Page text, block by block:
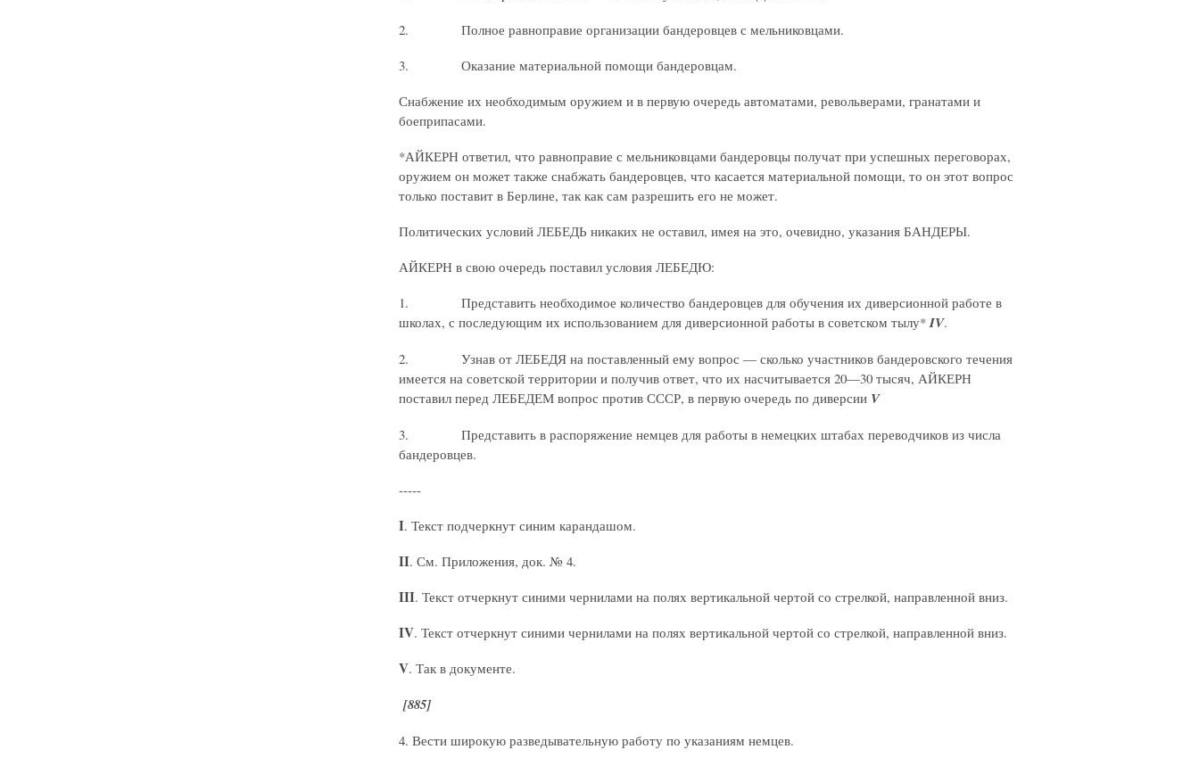
2. Полное равноправие организации бандеровцев с мельниковцами.
3. Оказание материальной помощи бандеровцам.
Снабжение их необходимым оружием и в первую очередь автоматами, револьверами, гранатами и
боеприпасами.
*АЙКЕРН ответил, что равноправие с мельниковцами бандеровцы получат при успешных переговорах,
оружием он может также снабжать бандеровцев, что касается материальной помощи, то он этот вопрос
только поставит в Берлине, так как сам разрешить его не может.
Политических условий ЛЕБЕДЬ никаких не оставил, имея на это, очевидно, указания БАНДЕРЫ.
АЙКЕРН в свою очередь поставил условия ЛЕБЕДЮ:
1. Представить необходимое количество бандеровцев для обучения их диверсионной работе в
школах, с последующим их использованием для диверсионной работы в советском тылу*IV.
2. Узнав от ЛЕБЕДЯ на поставленный ему вопрос — сколько участников бандеровского течения
имеется на советской территории и получив ответ, что их насчитывается 20—30 тысяч, АЙКЕРН
поставил перед ЛЕБЕДЕМ вопрос против СССР, в первую очередь по диверсии V
3. Представить в распоряжение немцев для работы в немецких штабах переводчиков из числа
бандеровцев.
-----
I. Текст подчеркнут синим карандашом.
II. См. Приложения, док. № 4.
III. Текст отчеркнут синими чернилами на полях вертикальной чертой со стрелкой, направленной вниз.
IV. Текст отчеркнут синими чернилами на полях вертикальной чертой со стрелкой, направленной вниз.
V. Так в документе.
[885]
4. Вести широкую разведывательную работу по указаниям немцев.